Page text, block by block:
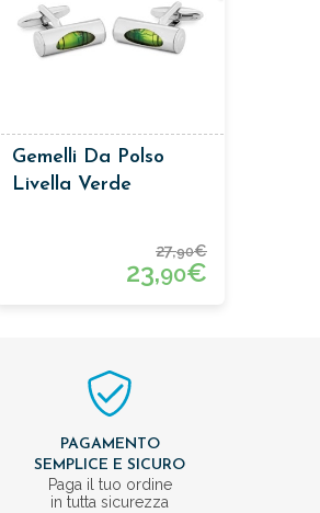
Gemelli Da Polso
Livella Verde
27,90€
23,90€
PAGAMENTO
SEMPLICE E SICURO
Paga il tuo ordine
in tutta sicurezza